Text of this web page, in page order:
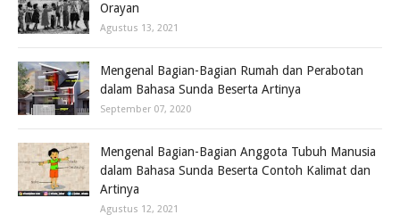
Orayan
Agustus 13, 2021
Mengenal Bagian-Bagian Rumah dan Perabotan
dalam Bahasa Sunda Beserta Artinya
September 07, 2020
Mengenal Bagian-Bagian Anggota Tubuh Manusia
dalam Bahasa Sunda Beserta Contoh Kalimat dan
Artinya
Agustus 12, 2021